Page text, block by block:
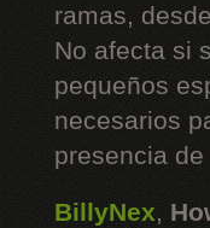
ramas,
No afecta si
pequeños
necesarios
presencia
BillyNex,